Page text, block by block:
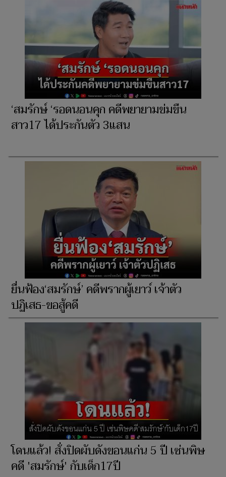
‘สมรักษ์ ‘รอดนอนคุก คดีพยายามข่มขืน
สาว17 ได้ประกันตัว 3แสน
ยื่นฟ้อง‘สมรักษ์’ คดีพรากผู้เยาว์ เจ้าตัว
ปฏิเสธ-ขอสู้คดี
โดนแล้ว! สั่งปิดผับดังขอนแก่น 5 ปี เซ่นพิษ
คดี 'สมรักษ์' กับเด็ก17ปี